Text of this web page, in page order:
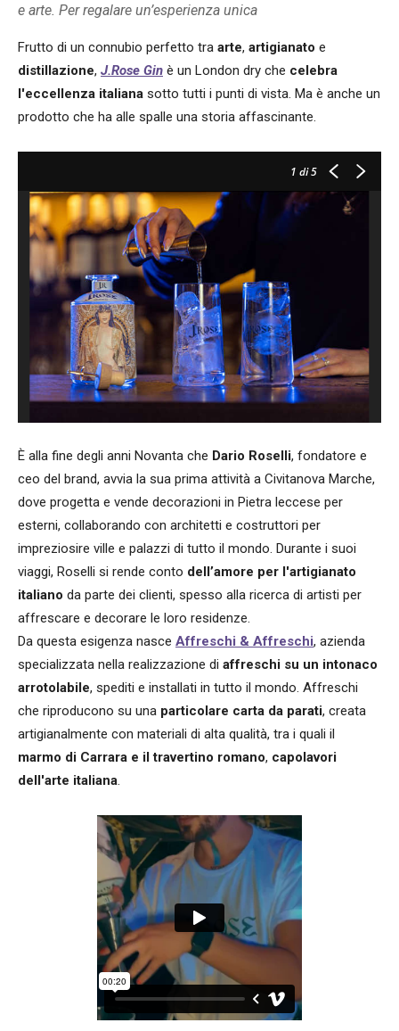
e arte. Per regalare un’esperienza unica
Frutto di un connubio perfetto tra arte, artigianato e
distillazione, J.Rose Gin è un London dry che celebra
l'eccellenza italiana sotto tutti i punti di vista. Ma è anche un
prodotto che ha alle spalle una storia affascinante.
1 di 5
È alla fine degli anni Novanta che Dario Roselli, fondatore e
ceo del brand, avvia la sua prima attività a Civitanova Marche,
dove progetta e vende decorazioni in Pietra leccese per
esterni, collaborando con architetti e costruttori per
impreziosire ville e palazzi di tutto il mondo. Durante i suoi
viaggi, Roselli si rende conto dell’amore per l'artigianato
italiano da parte dei clienti, spesso alla ricerca di artisti per
affrescare e decorare le loro residenze.
Da questa esigenza nasce Affreschi & Affreschi, azienda
specializzata nella realizzazione di affreschi su un intonaco
arrotolabile, spediti e installati in tutto il mondo. Affreschi
che riproducono su una particolare carta da parati, creata
artigianalmente con materiali di alta qualità, tra i quali il
marmo di Carrara e il travertino romano, capolavori
dell'arte italiana